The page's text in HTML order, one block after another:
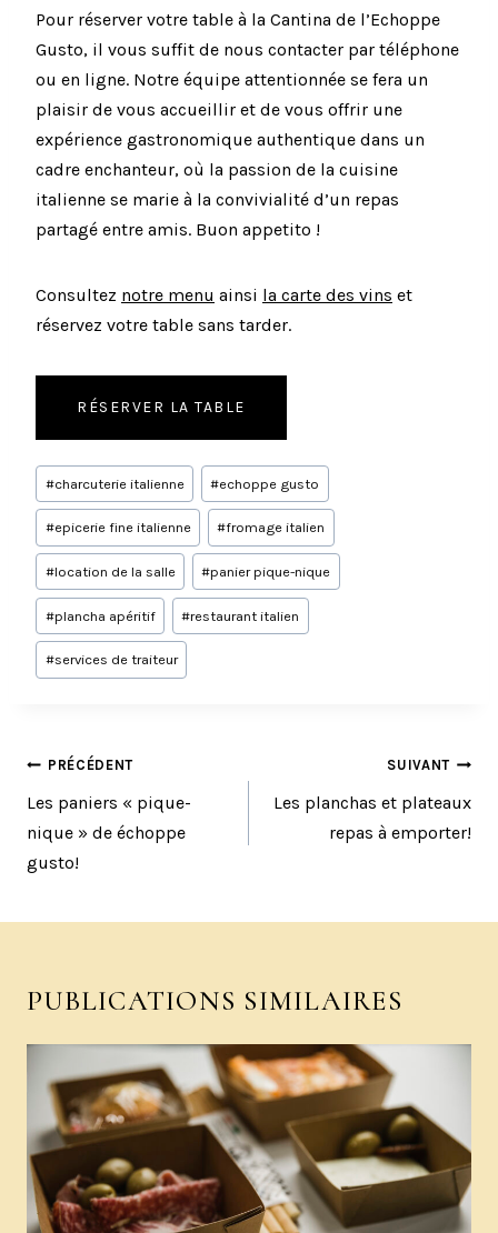
Pour réserver votre table à la Cantina de l’Echoppe
Gusto, il vous suffit de nous contacter par téléphone
ou en ligne. Notre équipe attentionnée se fera un
plaisir de vous accueillir et de vous offrir une
expérience gastronomique authentique dans un
cadre enchanteur, où la passion de la cuisine
italienne se marie à la convivialité d’un repas
partagé entre amis. Buon appetito !
Consultez notre menu ainsi la carte des vins et
réservez votre table sans tarder.
RÉSERVER LA TABLE
Étiquettes
de
la
publication :
#charcuterie italienne #echoppe gusto
#epicerie fine italienne #fromage italien
#location de la salle #panier pique-nique
#plancha apéritif #restaurant italien
#services de traiteur
NAVIGATION
DE
L’ARTICLE
PRÉCÉDENT
Les paniers « pique-
nique » de échoppe
gusto!
SUIVANT
Les planchas et plateaux
repas à emporter!
PUBLICATIONS SIMILAIRES